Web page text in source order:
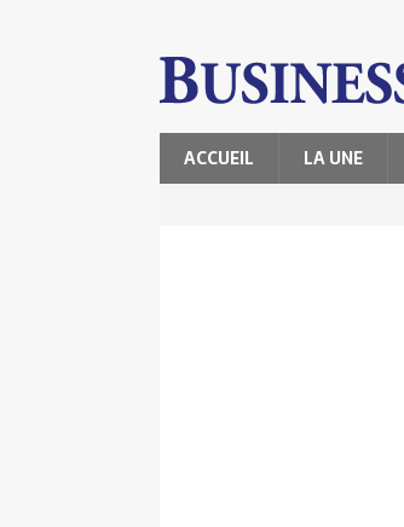
ACCUEIL LA UNE